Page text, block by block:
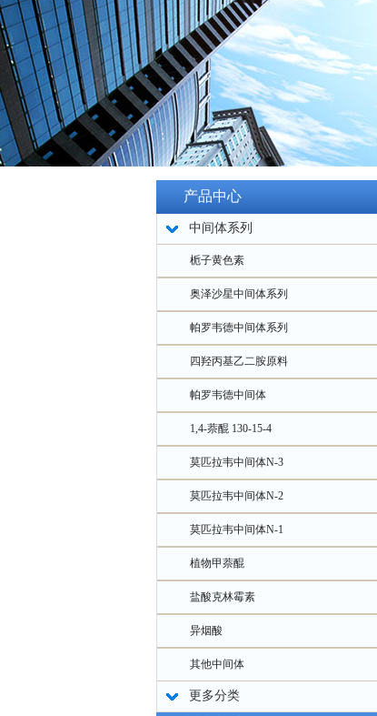
产品中心
中间体系列
栀子黄色素
奥泽沙星中间体系列
帕罗韦德中间体系列
四羟丙基乙二胺原料
帕罗韦德中间体
1,4-萘醌 130-15-4
莫匹拉韦中间体N-3
莫匹拉韦中间体N-2
莫匹拉韦中间体N-1
植物甲萘醌
盐酸克林霉素
异烟酸
其他中间体
更多分类